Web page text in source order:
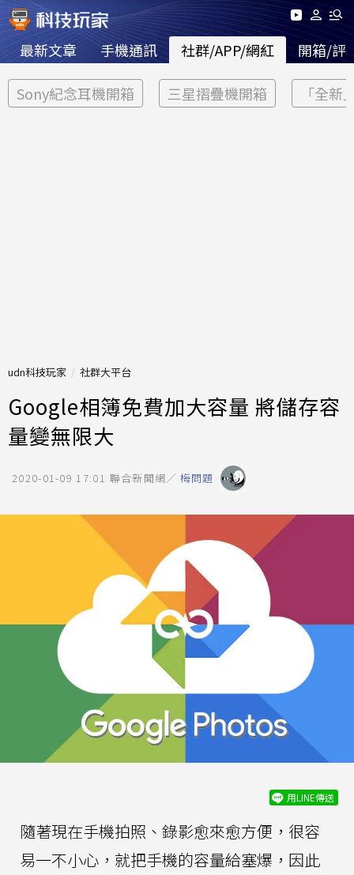
最新文章 手機通訊 社群/APP/網紅 開箱/評
Sony紀念耳機開箱 三星摺疊機開箱 「全新
udn科技玩家 社群大平台
Google相簿免費加大容量 將儲存容
量變無限大
2020-01-09 17:01 聯合新聞網／ 梅問題
用LINE傳送
隨著現在手機拍照、錄影愈來愈方便，很容
易一不小心，就把手機的容量給塞爆，因此